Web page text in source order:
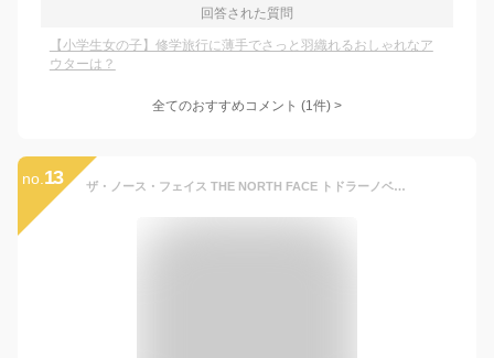
回答された質問
【小学生女の子】修学旅行に薄手でさっと羽織れるおしゃれなア
ウターは？
全てのおすすめコメント (1件) >
no. 13 ザ・ノース・フェイス THE NORTH FACE トドラーノベルティーコンパクトジャケット T Novelty Compact Jacket ウィンドブレーカー マウンテンパーカー NPJ72315 キッズ 国内正規品 取り外し可能なフード 記名ラベル付き はっ水加工 ブロック配色 静電ケア